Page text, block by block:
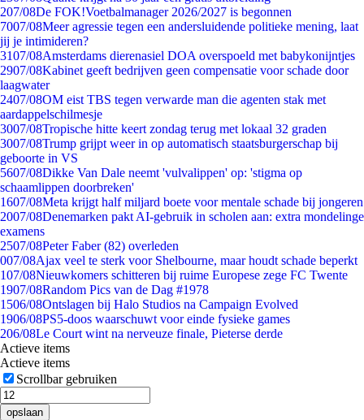
207/08De FOK!Voetbalmanager 2026/2027 is begonnen
7007/08Meer agressie tegen een andersluidende politieke mening, laat
jij je intimideren?
3107/08Amsterdams dierenasiel DOA overspoeld met babykonijntjes
2907/08Kabinet geeft bedrijven geen compensatie voor schade door
laagwater
2407/08OM eist TBS tegen verwarde man die agenten stak met
aardappelschilmesje
3007/08Tropische hitte keert zondag terug met lokaal 32 graden
3007/08Trump grijpt weer in op automatisch staatsburgerschap bij
geboorte in VS
5607/08Dikke Van Dale neemt 'vulvalippen' op: 'stigma op
schaamlippen doorbreken'
1607/08Meta krijgt half miljard boete voor mentale schade bij jongeren
2007/08Denemarken pakt AI-gebruik in scholen aan: extra mondelinge
examens
2507/08Peter Faber (82) overleden
007/08Ajax veel te sterk voor Shelbourne, maar houdt schade beperkt
107/08Nieuwkomers schitteren bij ruime Europese zege FC Twente
1907/08Random Pics van de Dag #1978
1506/08Ontslagen bij Halo Studios na Campaign Evolved
1906/08PS5-doos waarschuwt voor einde fysieke games
206/08Le Court wint na nerveuze finale, Pieterse derde
Actieve items
Actieve items
Scrollbar gebruiken
opslaan